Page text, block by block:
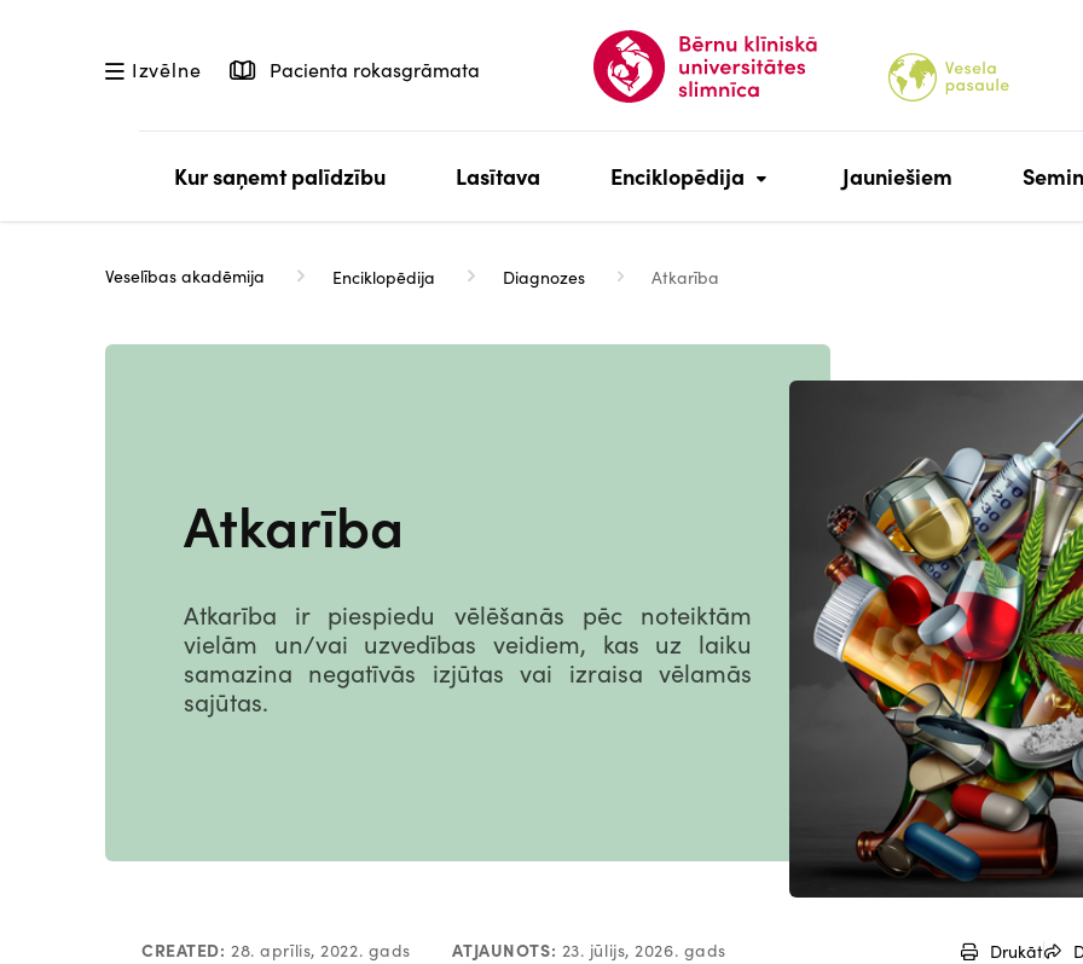
Izvēlne Pacienta rokasgrāmata
Kur saņemt palīdzību Lasītava Enciklopēdija Jauniešiem
Veselības akadēmija Enciklopēdija Diagnozes Atkarība
Atkarība
Atkarība ir piespiedu vēlēšanās pēc noteiktām
vielām un/vai uzvedības veidiem, kas uz laiku
samazina negatīvās izjūtas vai izraisa vēlamās
sajūtas.
Attēls
CREATED: 28. aprīlis, 2022. gads ATJAUNOTS: 23. jūlijs, 2026. gads Drukāt